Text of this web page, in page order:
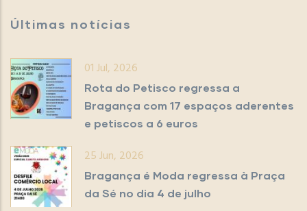
Últimas notícias
01 Jul, 2026
Rota do Petisco regressa a
Bragança com 17 espaços aderentes
e petiscos a 6 euros
25 Jun, 2026
Bragança é Moda regressa à Praça
da Sé no dia 4 de julho